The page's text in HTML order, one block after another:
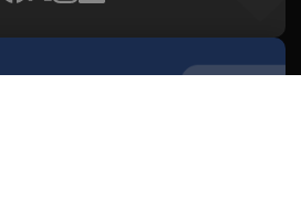
Somos